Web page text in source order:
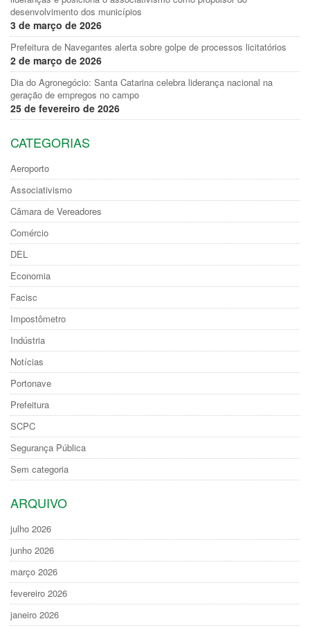
desenvolvimento dos municípios
3 de março de 2026
Prefeitura de Navegantes alerta sobre golpe de processos licitatórios
2 de março de 2026
Dia do Agronegócio: Santa Catarina celebra liderança nacional na
geração de empregos no campo
25 de fevereiro de 2026
CATEGORIAS
Aeroporto
Associativismo
Câmara de Vereadores
Comércio
DEL
Economia
Facisc
Impostômetro
Indústria
Notícias
Portonave
Prefeitura
SCPC
Segurança Pública
Sem categoria
ARQUIVO
julho 2026
junho 2026
março 2026
fevereiro 2026
janeiro 2026